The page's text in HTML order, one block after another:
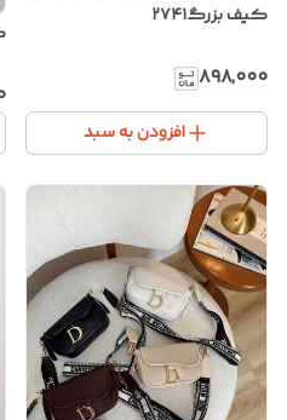
کیف بزرگ۲۷۴۱
۸۹۸٬۰۰۰
افزودن به سبد